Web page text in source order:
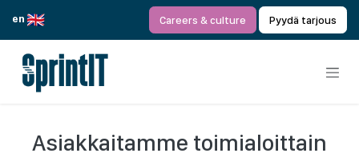
en
Careers & culture Pyydä tarjous
Asiakkaitamme toimialoittain